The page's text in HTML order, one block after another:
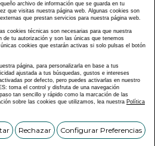
Agenda de Actos
PressClip
Contacto
Política Privacidad
DE COLEGIOS DE LA
tu equipo Im3diA comunicación 🚀
archivo de información que se guarda en tu
que visitas nuestra página web. Algunas cookies son
que prestan servicios para nuestra página web.
cookies técnicas son necesarias para que nuestra
de tu autorización y son las únicas que tenemos
cookies que estarán activas si solo pulsas el botón
página, para personalizarla en base a tus
ajustada a tus búsquedas, gustos e intereses
por defecto, pero puedes activarlas en nuestro
toma el control y disfruta de una navegación
tan sencillo y rápido como la marcación de las
sobre las cookies que utilizamos, lea nuestra Política
Rechazar Configurar Preferencias